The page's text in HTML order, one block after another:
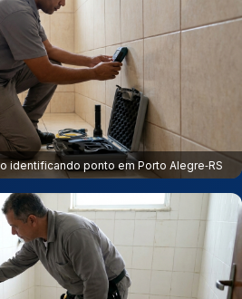
identificando ponto em Porto Alegre‑RS